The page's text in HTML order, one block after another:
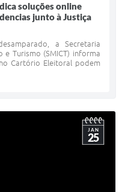
soluções online
junto à Justiça
a Secretaria
e Turismo (SMICT) informa
Cartório Eleitoral podem
JAN
25